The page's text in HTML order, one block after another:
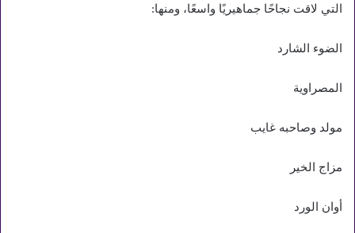
التي لاقت نجاحًا جماهيريًا واسعًا، ومنها:
الضوء الشارد
المصراوية
مولد وصاحبه غايب
مزاج الخير
أوان الورد